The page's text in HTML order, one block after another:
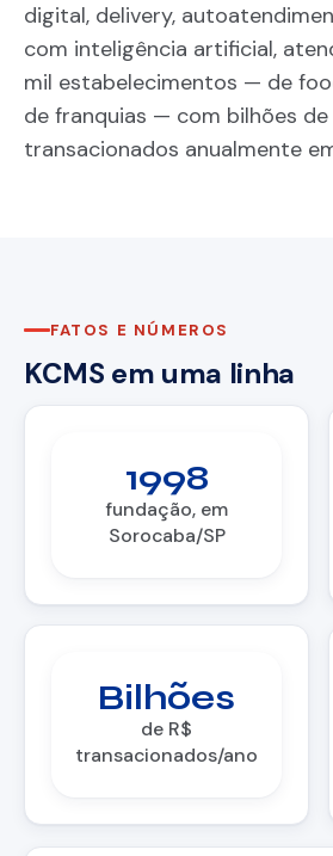
digital, delivery,
com inteligência artificial,
mil estabelecimentos — de
de franquias — com bilhões de
transacionados anualmente
FATOS E NÚMEROS
KCMS em uma linha
1998
fundação, em
Sorocaba/SP
Bilhões
de R$
transacionados/ano